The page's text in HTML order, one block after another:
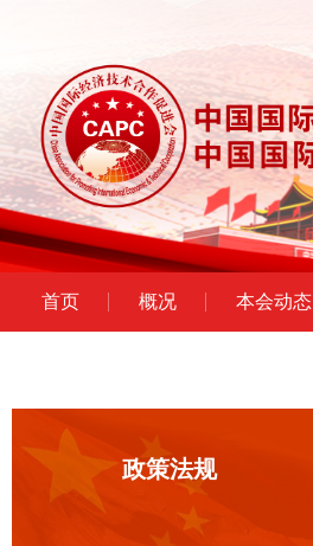
首页 概况 本会动态
政策法规